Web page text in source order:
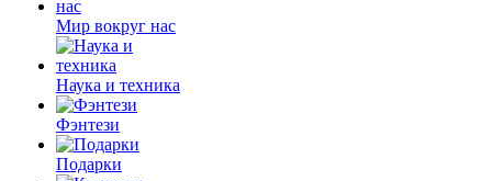
Мир вокруг нас
Наука и техника
Фэнтези
Подарки